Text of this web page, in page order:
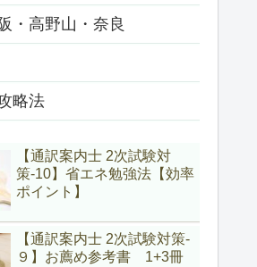
・高野山・奈良
略法
【通訳案内士 2次試験対
策-10】省エネ勉強法【効率
ポイント】
【通訳案内士 2次試験対策-
９】お薦め参考書 1+3冊